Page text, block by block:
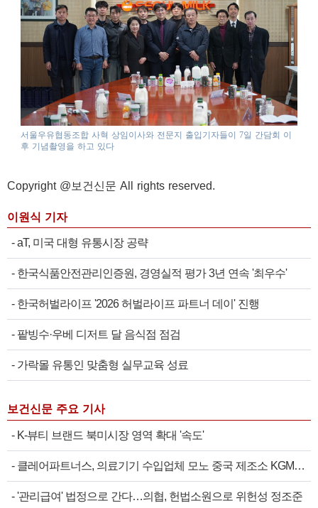
서울우유협동조합 사혁 상임이사와 전문지 출입기자들이 7일 간담회 이
후 기념촬영을 하고 있다
Copyright @보건신문 All rights reserved.
이원식 기자
-aT, 미국 대형 유통시장 공략
- 한국식품안전관리인증원, 경영실적 평가 3년 연속 '최우수'
- 한국허벌라이프 '2026 허벌라이프 파트너 데이' 진행
- 팥빙수·우베 디저트 달 음식점 점검
- 가락몰 유통인 맞춤형 실무교육 성료
보건신문 주요 기사
- K-뷰티 브랜드 북미시장 영역 확대 '속도'
- 클레어파트너스, 의료기기 수입업체 모노 중국 제조소 KGM…
-'관리급여' 법정으로 간다…의협, 헌법소원으로 위헌성 정조준